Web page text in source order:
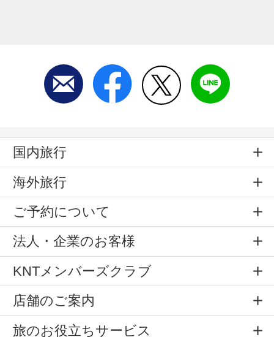
国内旅行
海外旅行
ご予約について
法人・企業のお客様
KNTメンバーズクラブ
店舗のご案内
旅のお役立ちサービス